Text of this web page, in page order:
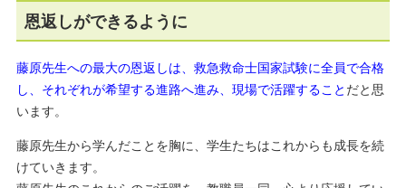
恩返しができるように
藤原先生への最大の恩返しは、救急救命士国家試験に全員で合格
し、それぞれが希望する進路へ進み、現場で活躍すること だと思
います。
藤原先生から学んだことを胸に、学生たちはこれからも成長を続
けていきます。